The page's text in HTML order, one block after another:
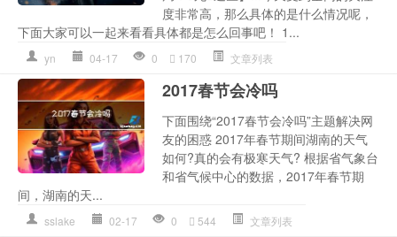
度非常高，那么具体的是什么情况呢，
下面大家可以一起来看看具体都是怎么回事吧！ 1...
yn 04-17 0 170 文章列表
2017春节会冷吗
下面围绕“2017春节会冷吗”主题解决网
友的困惑 2017年春节期间湖南的天气
如何?真的会有极寒天气? 根据省气象台
和省气候中心的数据，2017年春节期
间，湖南的天...
sslake 02-17 0 544 文章列表